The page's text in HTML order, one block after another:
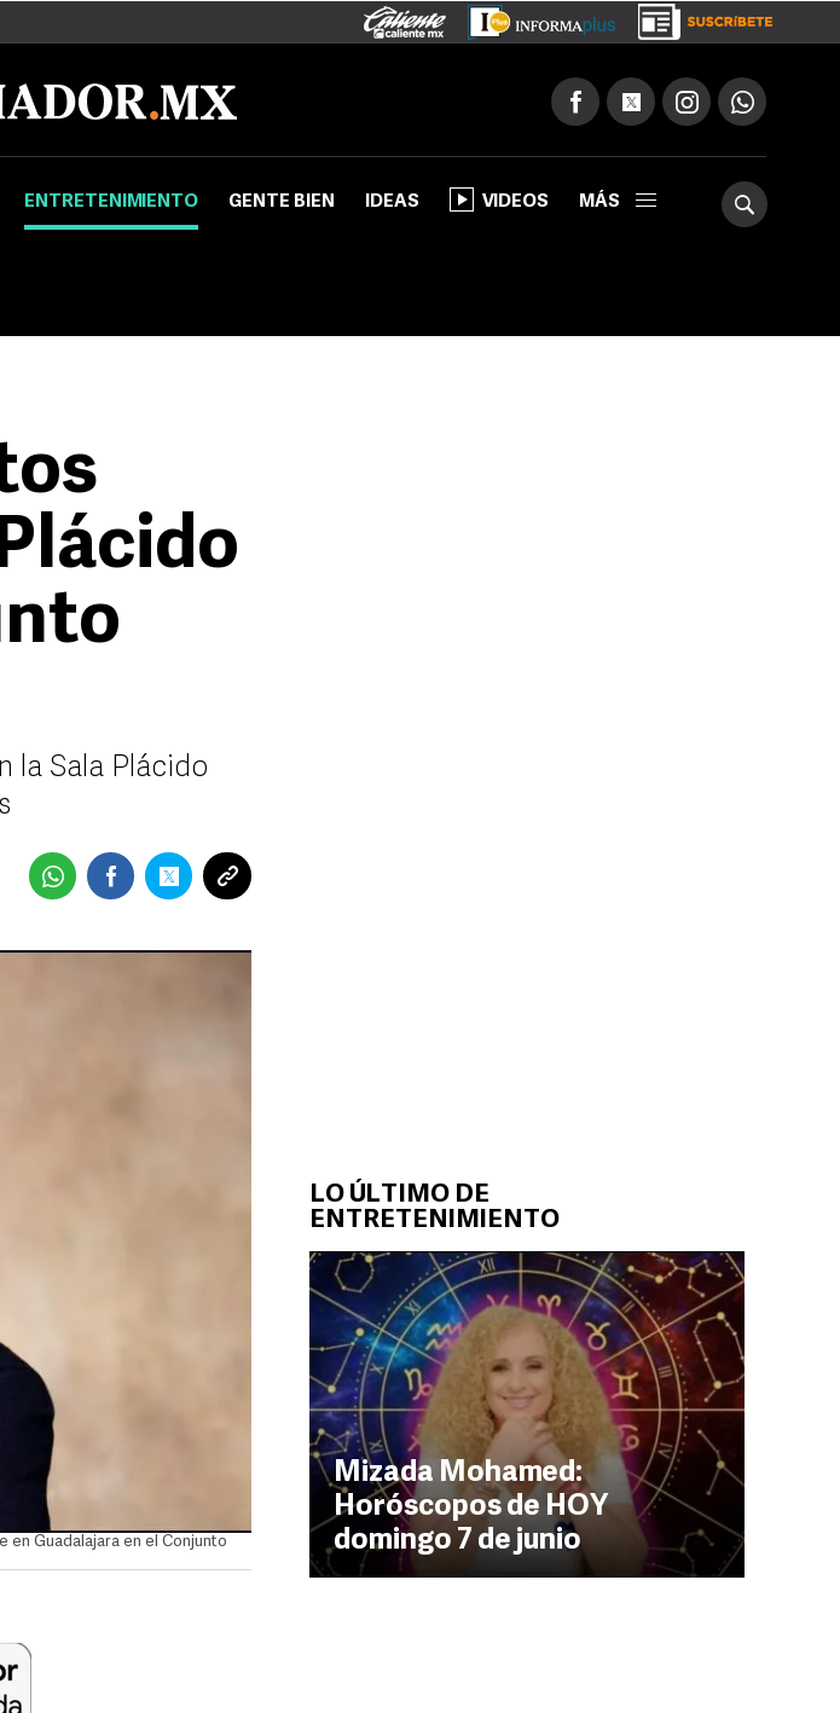
ENTRETENIMIENTO GENTE BIEN IDEAS VIDEOS MÁS
LO ÚLTIMO DE
ENTRETENIMIENTO
Mizada Mohamed:
Horóscopos de HOY
domingo 7 de junio
la Sala Plácido
Guadalajara en el Conjunto